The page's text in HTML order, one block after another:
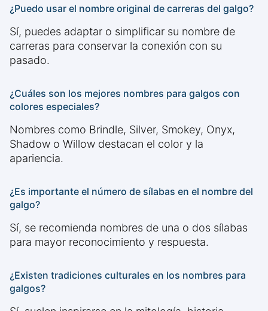
¿Puedo usar el nombre original de carreras del galgo?
Sí, puedes adaptar o simplificar su nombre de
carreras para conservar la conexión con su
pasado.
¿Cuáles son los mejores nombres para galgos con
colores especiales?
Nombres como Brindle, Silver, Smokey, Onyx,
Shadow o Willow destacan el color y la
apariencia.
¿Es importante el número de sílabas en el nombre del
galgo?
Sí, se recomienda nombres de una o dos sílabas
para mayor reconocimiento y respuesta.
¿Existen tradiciones culturales en los nombres para
galgos?